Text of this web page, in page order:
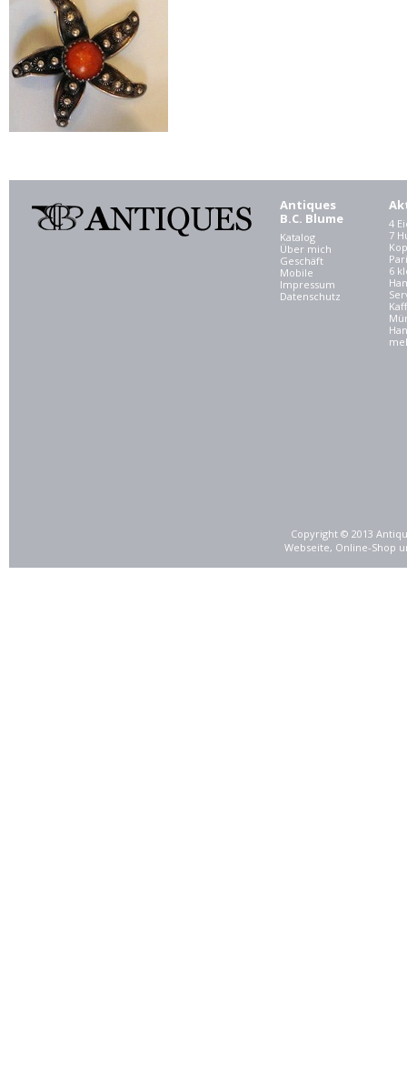
Antiques
B.C. Blume
Katalog
Über mich
Geschäft
Mobile
Impressum
Datenschutz
4
7
6
Copyright © 2013
Webseite, Online-Shop